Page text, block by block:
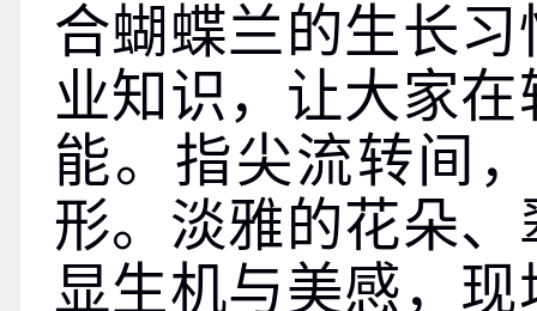
合蝴蝶兰的生长
业知识，让大家
能。指尖流转间
形。淡雅的花朵
显生机与美感，